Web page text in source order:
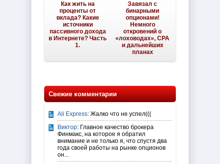
Как жить на
проценты от
вклада? Какие
источники
пассивного дохода
в Интернете? Часть
1.
Завязал с
бинарными
опционами!
Немного
откровений о
«лоховодах», CPA
и дальнейших
планах
Свежие комментарии
Ali Express: Жалко что не успел(((
Виктор: Главное качество брокера
Финмакс, на которое я обратил
внимание и не только я, что спустя два
года своей работы на рынке опционов
он...